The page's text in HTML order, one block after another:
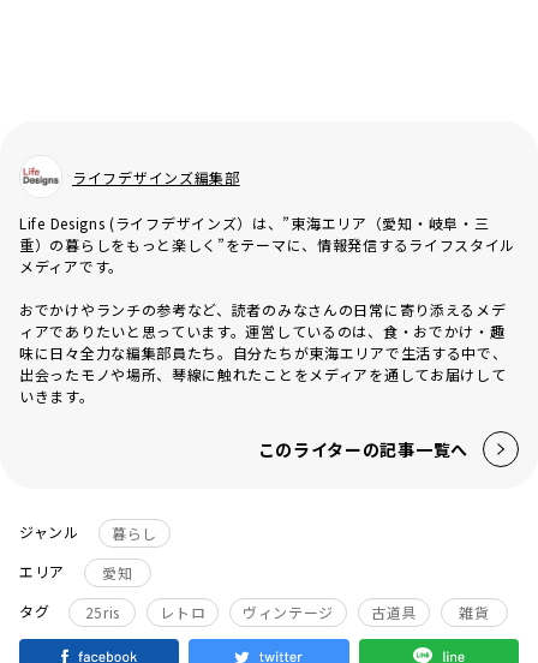
ライフデザインズ編集部
Life Designs (ライフデザインズ）は、”東海エリア（愛知・岐阜・三
重）の暮らしをもっと楽しく”をテーマに、情報発信するライフスタイル
メディアです。
おでかけやランチの参考など、読者のみなさんの日常に寄り添えるメデ
ィアでありたいと思っています。運営しているのは、食・おでかけ・趣
味に日々全力な編集部員たち。自分たちが東海エリアで生活する中で、
出会ったモノや場所、琴線に触れたことをメディアを通してお届けして
いきます。
このライターの記事一覧へ
ジャンル
暮らし
エリア
愛知
タグ
25ris レトロ ヴィンテージ 古道具 雑貨